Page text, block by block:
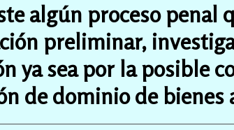
algún proceso penal
preliminar,
ya sea por la posible
de dominio de bienes